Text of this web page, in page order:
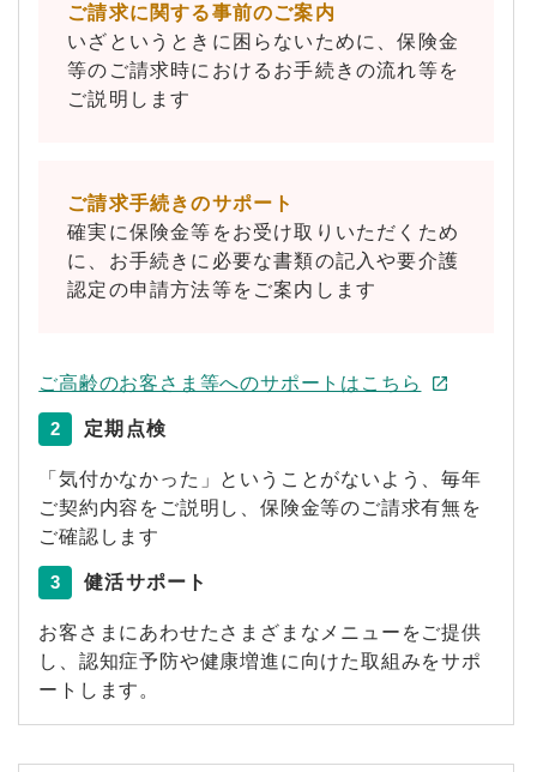
ご請求に関する事前のご案内
いざというときに困らないために、保険金
等のご請求時におけるお手続きの流れ等を
ご説明します
ご請求手続きのサポート
確実に保険金等をお受け取りいただくため
に、お手続きに必要な書類の記入や要介護
認定の申請方法等をご案内します
ご高齢のお客さま等へのサポートはこちら
2 定期点検
「気付かなかった」ということがないよう、毎年
ご契約内容をご説明し、保険金等のご請求有無を
ご確認します
3 健活サポート
お客さまにあわせたさまざまなメニューをご提供
し、認知症予防や健康増進に向けた取組みをサポ
ートします。